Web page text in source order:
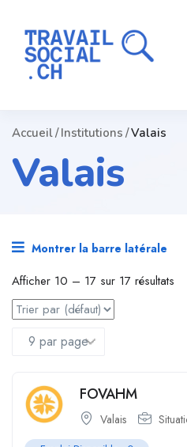
Valais
Accueil Institutions Valais
Montrer la barre latérale
Afficher 10 – 17 sur 17 résultats
FOVAHM
Valais